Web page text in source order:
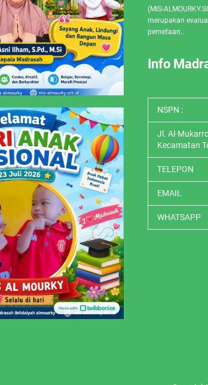
(MIS-
merupakan
pemetaan..
Info
NSPN :
Jl. Al-
Kecamatan
TELEPON
EMAIL
WHATSAPP